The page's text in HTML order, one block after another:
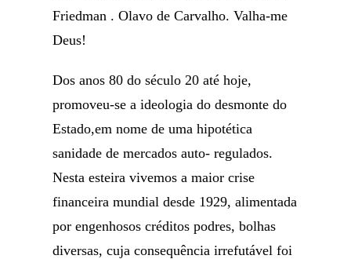
Friedman . Olavo de Carvalho. Valha-me
Deus!
Dos anos 80 do século 20 até hoje,
promoveu-se a ideologia do desmonte do
Estado,em nome de uma hipotética
sanidade de mercados auto- regulados.
Nesta esteira vivemos a maior crise
financeira mundial desde 1929, alimentada
por engenhosos créditos podres, bolhas
diversas, cuja consequência irrefutável foi